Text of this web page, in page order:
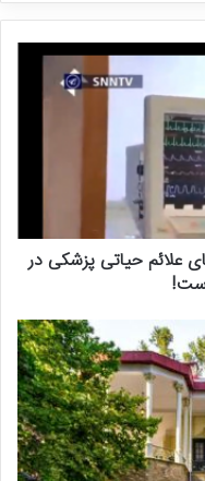
علائم حیاتی پزشکی در
است!